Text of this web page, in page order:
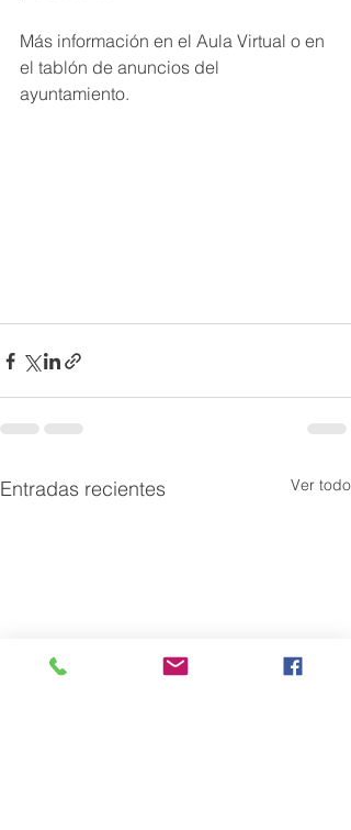
Más información en el Aula Virtual o en
el tablón de anuncios del
ayuntamiento.
Entradas recientes Ver todo